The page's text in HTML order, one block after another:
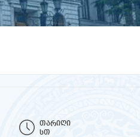
თარიღი
სთ